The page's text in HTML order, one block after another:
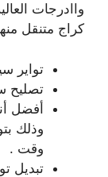
واادرجات
كراج متنقل
تواير
تصليح
أفضل
وذلك
وقت .
تبديل